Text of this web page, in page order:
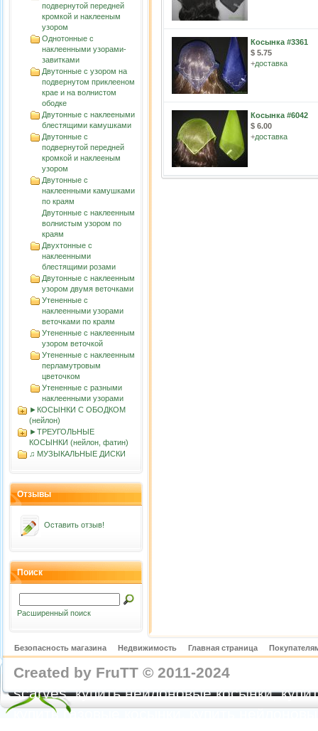
подвернутой передней
кромкой и наклееным
узором
Однотонные с
наклеенными узорами-
завитками
Двутонные с узором на
подвернутом приклееном
крае и на волнистом
ободке
Двутонные с наклееными
блестящими камушками
Двутонные с
подвернутой передней
кромкой и наклееным
узором
Двутонные с
наклеенными камушками
по краям
Двутонные с наклеенным
волнистым узорoм по
краям
Двухтонные с
наклеенными
блестящими розами
Двутонные с наклеенным
узором двумя веточками
Утененные с
наклеенными узорами
веточками по краям
Утененные с наклеенным
узором веточкой
Утененные с наклеенным
перламутровым
цветочком
Утененные с разными
наклеенными узорами
►КОСЫНКИ С ОБОДКОМ
(нейлон)
►ТРЕУГОЛЬНЫЕ
КОСЫНКИ (нейлон, фатин)
♫ МУЗЫКАЛЬНЫЕ ДИСКИ
Отзывы
Оставить отзыв!
Поиск
Расширенный поиск
Косынка #3361
$ 5.75
+доставка
Косынка #6042
$ 6.00
+доставка
Безопасность магазина Недвижимость Главная страница
Created by FruTT © 2011-2024
scarves, купить нейлоновые косынки,
купить газовые косынки, купить